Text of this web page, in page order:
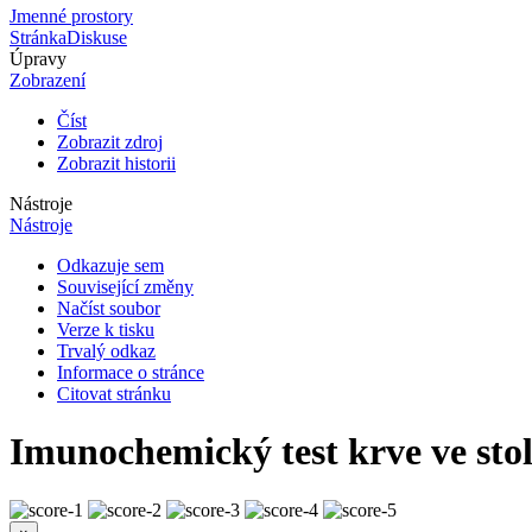
Jmenné prostory
StránkaDiskuse
Úpravy
Zobrazení
Číst
Zobrazit zdroj
Zobrazit historii
Nástroje
Nástroje
Odkazuje sem
Související změny
Načíst soubor
Verze k tisku
Trvalý odkaz
Informace o stránce
Citovat stránku
Imunochemický test krve ve